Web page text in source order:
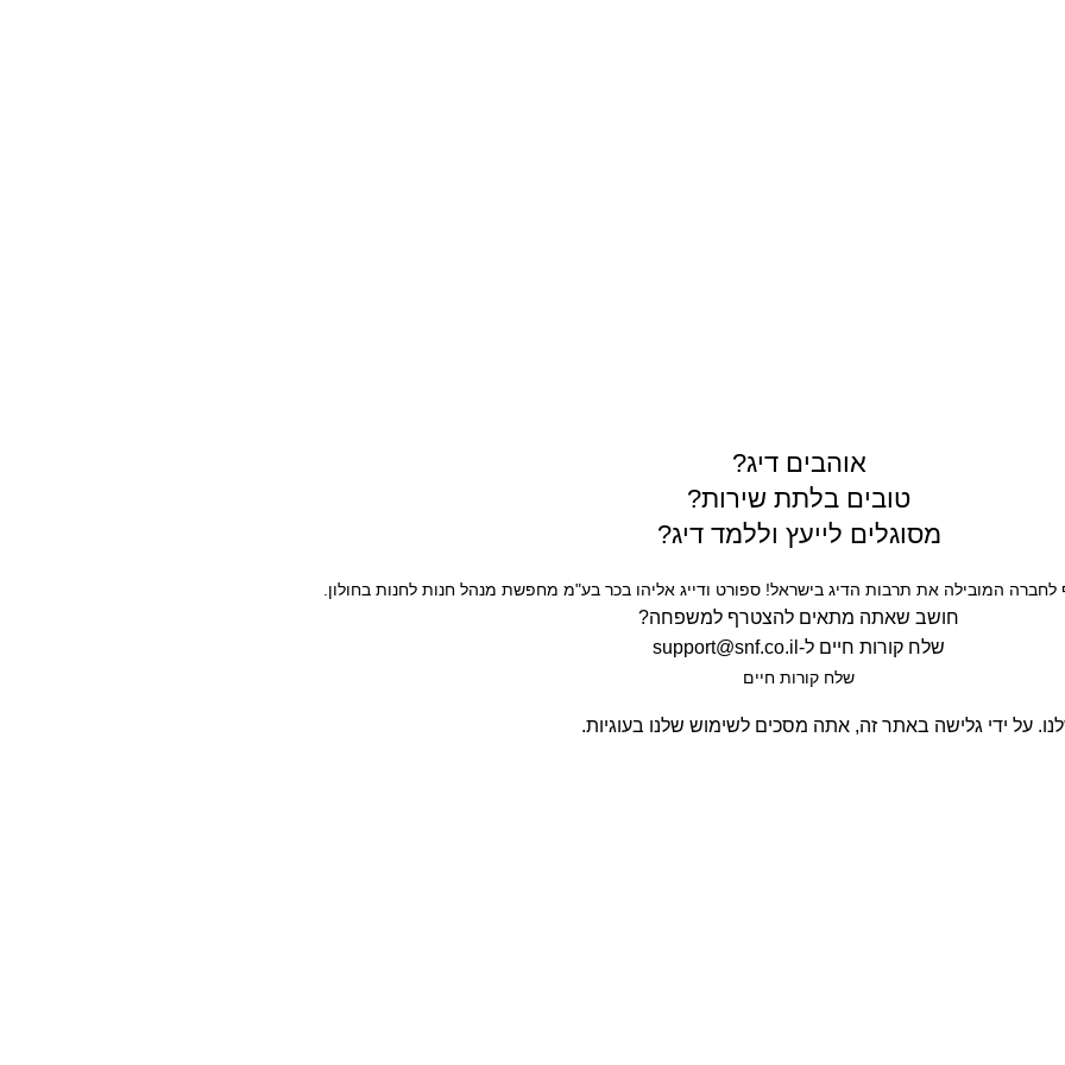
אוהבים דיג?
טובים בלתת שירות?
מסוגלים לייעץ וללמד דיג?
המובילה את תרבות הדיג בישראל! ספורט ודייג אליהו בכר בע"מ מחפשת מנהל חנות לחנות בחולון.
חושב שאתה מתאים להצטרף למשפחה?
שלח קורות חיים ל- support@snf.co.il
שלח קורות חיים​
על ידי גלישה באתר זה, אתה מסכים לשימוש שלנו בעוגיות.